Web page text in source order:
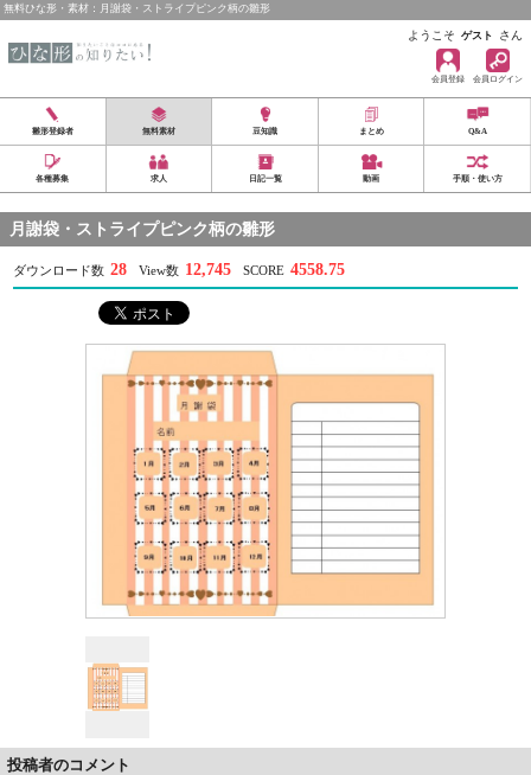
無料ひな形・素材：月謝袋・ストライプピンク柄の雛形
ようこそ ゲスト さん
会員登録 会員ログイン
雛形登録者 無料素材 豆知識 まとめ Q&A
各種募集 求人 日記一覧 動画 手順・使い方
月謝袋・ストライプピンク柄の雛形
ダウンロード数 28 View数 12,745 SCORE 4558.75
投稿者のコメント